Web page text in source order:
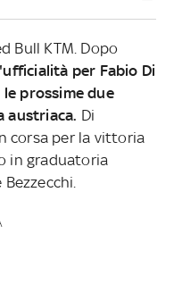
Bull KTM. Dopo
per Fabio Di
prossime due
austriaca. Di
corsa per la vittoria
in graduatoria